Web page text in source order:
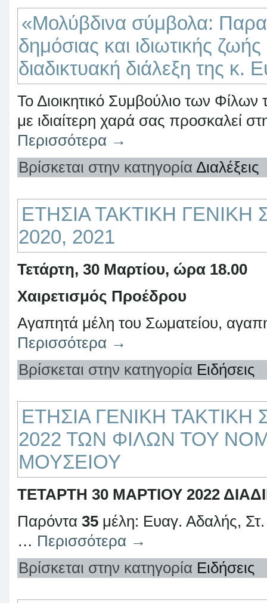
«Μολύβδινα σύμβολα:
δημόσιας και ιδιωτικής
διαδικτυακή διάλεξη της κ.
Το Διοικητικό Συμβούλιο των
με ιδιαίτερη χαρά σας προσκαλεί
Περισσότερα →
Βρίσκεται στην κατηγορία Διαλέξεις
ΕΤΗΣΙΑ ΤΑΚΤΙΚΗ
2020, 2021
Τετάρτη, 30 Μαρτίου, ώρα 18.00
Χαιρετισμός Προέδρου
Αγαπητά μέλη του Σωματείου,
Περισσότερα →
Βρίσκεται στην κατηγορία Ειδήσεις
ΕΤΗΣΙΑ ΓΕΝΙΚΗ
2022 ΤΩΝ ΦΙΛΩΝ ΤΟΥ
ΜΟΥΣΕΙΟΥ
ΤΕΤΑΡΤΗ 30 ΜΑΡΤΙΟΥ 2022
Παρόντα 35 μέλη: Ευαγ. Αδαλής,
… Περισσότερα →
Βρίσκεται στην κατηγορία Ειδήσεις